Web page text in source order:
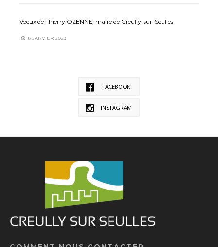
Voeux de Thierry OZENNE, maire de Creully-sur-Seulles
6 JANVIER 2023
FACEBOOK
INSTAGRAM